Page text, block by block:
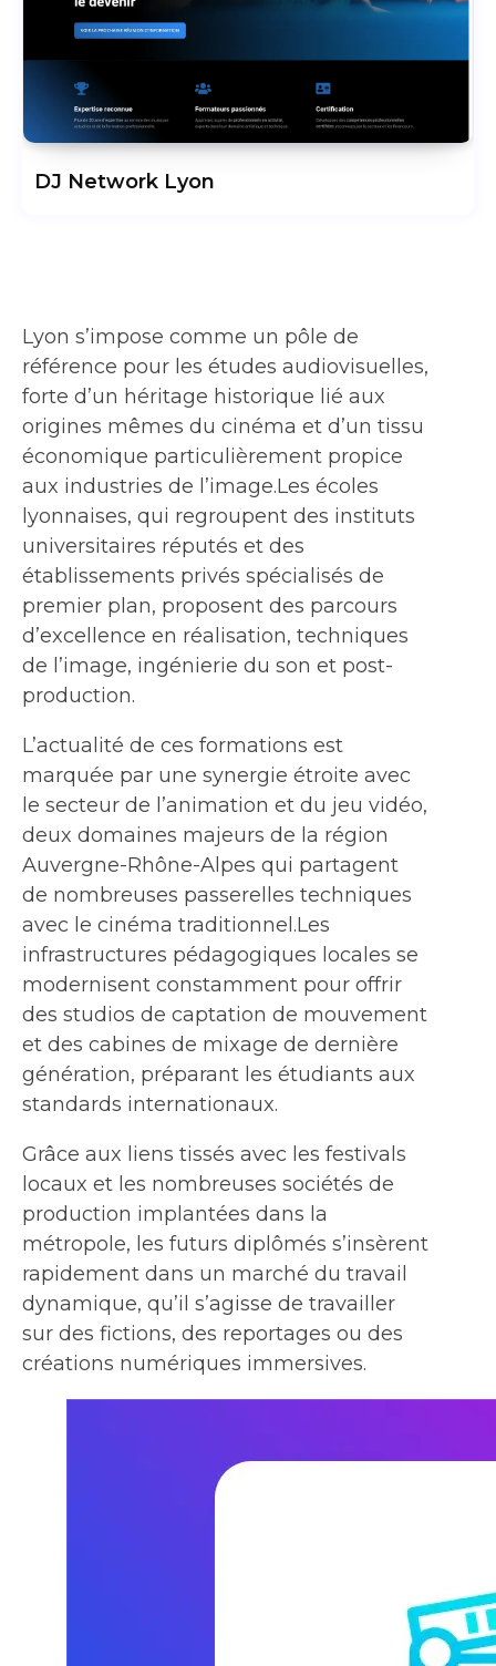
DJ Network Lyon
Lyon s’impose comme un pôle de
référence pour les études audiovisuelles,
forte d’un héritage historique lié aux
origines mêmes du cinéma et d’un tissu
économique particulièrement propice
aux industries de l’image.Les écoles
lyonnaises, qui regroupent des instituts
universitaires réputés et des
établissements privés spécialisés de
premier plan, proposent des parcours
d’excellence en réalisation, techniques
de l’image, ingénierie du son et post-
production.
L’actualité de ces formations est
marquée par une synergie étroite avec
le secteur de l’animation et du jeu vidéo,
deux domaines majeurs de la région
Auvergne-Rhône-Alpes qui partagent
de nombreuses passerelles techniques
avec le cinéma traditionnel.Les
infrastructures pédagogiques locales se
modernisent constamment pour offrir
des studios de captation de mouvement
et des cabines de mixage de dernière
génération, préparant les étudiants aux
standards internationaux.
Grâce aux liens tissés avec les festivals
locaux et les nombreuses sociétés de
production implantées dans la
métropole, les futurs diplômés s’insèrent
rapidement dans un marché du travail
dynamique, qu’il s’agisse de travailler
sur des fictions, des reportages ou des
créations numériques immersives.